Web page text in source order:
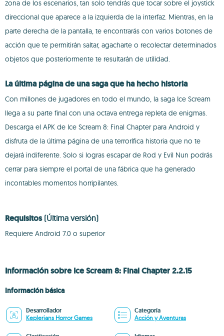
zona de los escenarios, tan solo tendrás que tocar sobre el joystick
direccional que aparece a la izquierda de la interfaz. Mientras, en la
parte derecha de la pantalla, te encontrarás con varios botones de
acción que te permitirán saltar, agacharte o recolectar determinados
objetos que posteriormente te resultarán de utilidad.
La última página de una saga que ha hecho historia
Con millones de jugadores en todo el mundo, la saga Ice Scream
llega a su parte final con una octava entrega repleta de enigmas.
Descarga el APK de Ice Scream 8: Final Chapter para Android y
disfruta de la última página de una terrorífica historia que no te
dejará indiferente. Solo si logras escapar de Rod y Evil Nun podrás
cerrar para siempre el portal de una fábrica que ha generado
incontables momentos horripilantes.
Requisitos (Última versión)
Requiere Android 7.0 o superior
Información sobre Ice Scream 8: Final Chapter 2.2.15
Información básica
Desarrollador
Keplerians Horror Games
Categoría
Acción y Aventuras